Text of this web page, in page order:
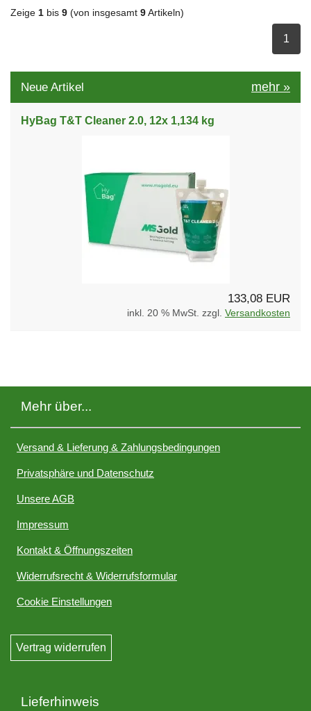
Zeige 1 bis 9 (von insgesamt 9 Artikeln)
1
Neue Artikel mehr »
HyBag T&T Cleaner 2.0, 12x 1,134 kg
133,08 EUR
inkl. 20 % MwSt. zzgl. Versandkosten
Mehr über...
Versand & Lieferung & Zahlungsbedingungen
Privatsphäre und Datenschutz
Unsere AGB
Impressum
Kontakt & Öffnungszeiten
Widerrufsrecht & Widerrufsformular
Cookie Einstellungen
Vertrag widerrufen
Lieferhinweis